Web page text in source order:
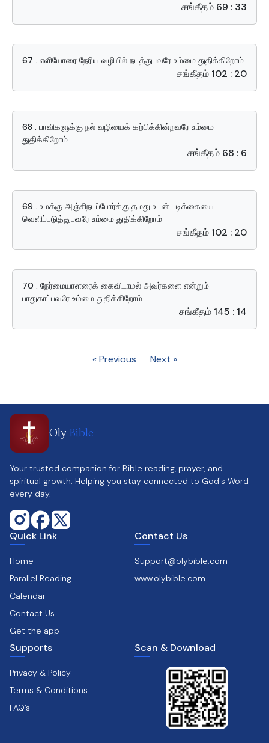
சங்கீதம் 69 : 33
67 . எளியோரை நேரிய வழியில் நடத்துபவரே உம்மை துதிக்கிறோம்
சங்கீதம் 102 : 20
68 . பாவிகளுக்கு நல் வழியைக் கற்பிக்கின்றவரே உம்மை
துதிக்கிறோம்
சங்கீதம் 68 : 6
69 . உமக்கு அஞ்சிநடப்போர்க்கு தமது உடன் படிக்கையை
வெளிப்படுத்துபவரே உம்மை துதிக்கிறோம்
சங்கீதம் 102 : 20
70 . நேர்மையாளரைக் கைவிடாமல் அவர்களை என்றும்
பாதுகாப்பவரே உம்மை துதிக்கிறோம்
சங்கீதம் 145 : 14
« Previous Next »
Oly Bible
Your trusted companion for Bible reading, prayer, and
spiritual growth. Helping you stay connected to God's Word
every day.
Quick Link
Home
Parallel Reading
Calendar
Contact Us
Get the app
Contact Us
Support@olybible.com
www.olybible.com
Supports
Privacy & Policy
Terms & Conditions
FAQ’s
Scan & Download